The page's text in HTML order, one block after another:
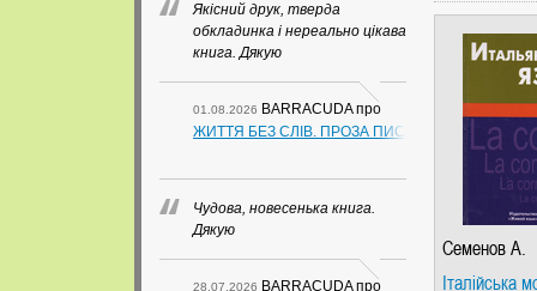
Якісний друк, тверда
обкладинка і нереально цікава
книга. Дякую
01.08.2026 BARRACUDAпро
ЖИТТЯ БЕЗ СЛІВ. ПРОЗА ПИСЬМЕННИКІВ ІЗ
Чудова, новесенька книга.
Дякую
28.07.2026 BARRACUDAпро
Семенов А.
Італійська